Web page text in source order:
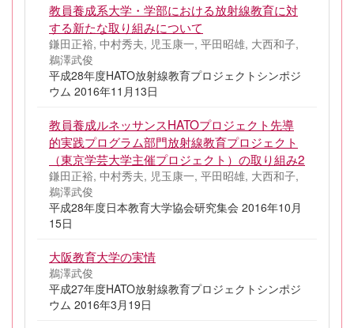
教員養成系大学・学部における放射線教育に対
する新たな取り組みについて
鎌田正裕, 中村秀夫, 児玉康一, 平田昭雄, 大西和子,
鵜澤武俊
平成28年度HATO放射線教育プロジェクトシンポジ
ウム 2016年11月13日
教員養成ルネッサンスHATOプロジェクト先導
的実践プログラム部門放射線教育プロジェクト
（東京学芸大学主催プロジェクト）の取り組み2
鎌田正裕, 中村秀夫, 児玉康一, 平田昭雄, 大西和子,
鵜澤武俊
平成28年度日本教育大学協会研究集会 2016年10月
15日
大阪教育大学の実情
鵜澤武俊
平成27年度HATO放射線教育プロジェクトシンポジ
ウム 2016年3月19日